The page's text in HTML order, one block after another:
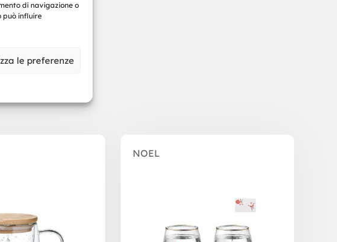
di navigazione o
può influire
le preferenze
NOEL